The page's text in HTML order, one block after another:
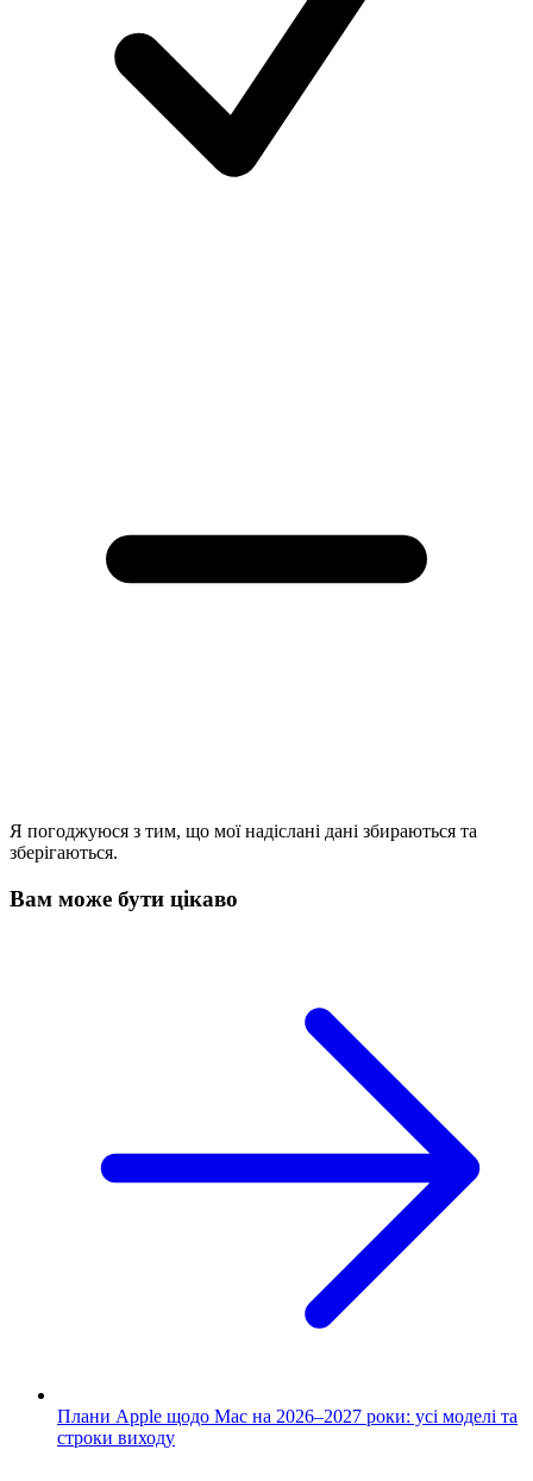
Я погоджуюся з тим, що мої надіслані дані збираються та
зберігаються.
Вам може бути цікаво
Плани Apple щодо Mac на 2026–2027 роки: усі моделі та
строки виходу